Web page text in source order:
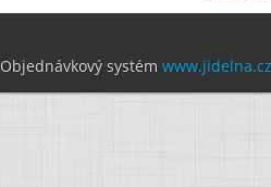
Objednávkový systém www.jidelna.cz